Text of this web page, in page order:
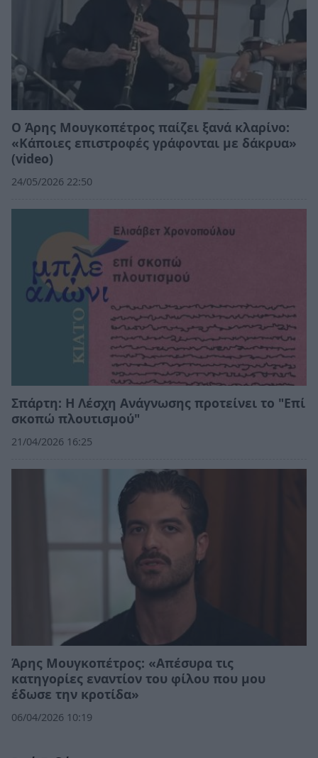
Ο Άρης Μουγκοπέτρος παίζει ξανά κλαρίνο:
«Κάποιες επιστροφές γράφονται με δάκρυα»
(video)
24/05/2026 22:50
Σπάρτη: Η Λέσχη Ανάγνωσης προτείνει το "Επί
σκοπώ πλουτισμού"
21/04/2026 16:25
Άρης Μουγκοπέτρος: «Απέσυρα τις
κατηγορίες εναντίον του φίλου που μου
έδωσε την κροτίδα»
06/04/2026 10:19